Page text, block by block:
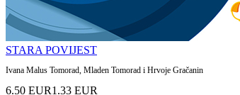
STARA POVIJEST
Ivana Malus Tomorad, Mladen Tomorad i Hrvoje Gračanin
6.50 EUR1.33 EUR